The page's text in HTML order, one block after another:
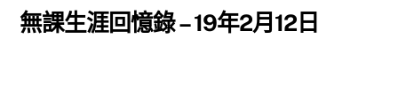
無課生涯回憶錄 – 19年2月12日